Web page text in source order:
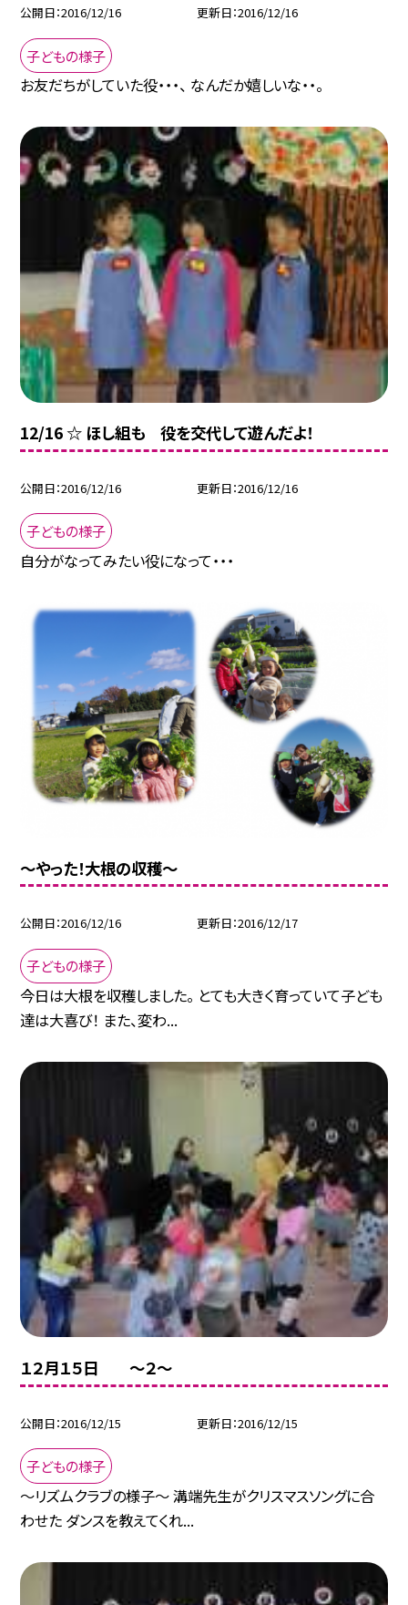
公開日 2016/12/16 更新日 2016/12/16
子どもの様子
お友だちがしていた役・・・、 なんだか嬉しいな・・。
12/16 ☆ ほし組も 役を交代して遊んだよ！
公開日 2016/12/16 更新日 2016/12/16
子どもの様子
自分がなってみたい役になって・・・
〜やった！大根の収穫〜
公開日 2016/12/16 更新日 2016/12/17
子どもの様子
今日は大根を収穫しました。 とても大きく育っていて子ども
達は大喜び！ また、変わ...
１２月１５日 〜２〜
公開日 2016/12/15 更新日 2016/12/15
子どもの様子
〜リズムクラブの様子〜 溝端先生がクリスマスソングに合
わせた ダンスを教えてくれ...